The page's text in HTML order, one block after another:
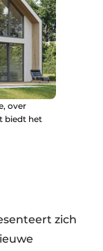
over
biedt het
zich